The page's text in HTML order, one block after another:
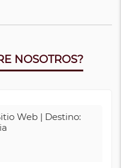
NOSOTROS?
Web | Destino: